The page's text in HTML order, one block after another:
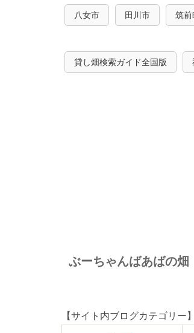
八女市 田川市 筑前
貸し畑検索ガイド全国版
ぶーちゃんばあばの
【サイト内ブログカテゴリー】